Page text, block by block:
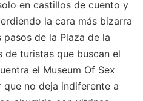
en castillos de cuento y
la cara más bizarra
de la Plaza de la
de turistas que buscan el
el Museum Of Sex
que no deja indiferente a